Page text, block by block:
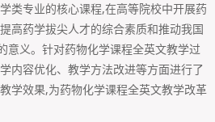
类专业的核心课程,在高等院校中开展药
高药学拔尖人才的综合素质和推动我国
意义。针对药物化学课程全英文教学过
内容优化、教学方法改进等方面进行了
学效果,为药物化学课程全英文教学改革